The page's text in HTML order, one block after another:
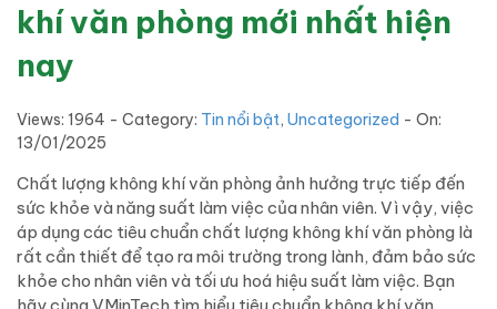
khí văn phòng mới nhất hiện
nay
Views: 1964 - Category: Tin nổi bật, Uncategorized - On:
13/01/2025
Chất lượng không khí văn phòng ảnh hưởng trực tiếp đến
sức khỏe và năng suất làm việc của nhân viên. Vì vậy, việc
áp dụng các tiêu chuẩn chất lượng không khí văn phòng là
rất cần thiết để tạo ra môi trường trong lành, đảm bảo sức
khỏe cho nhân viên và tối ưu hoá hiệu suất làm việc. Bạn